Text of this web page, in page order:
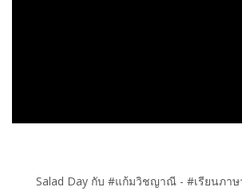
Salad Day กับ #แก้มวิชญาณี - #เรียนภาษ